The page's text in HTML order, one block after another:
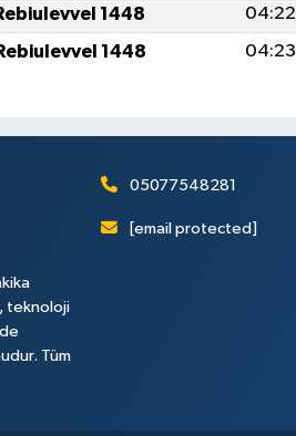
1448 04:22
1448 04:23
teknoloji
Tüm
05077548281
[email protected]